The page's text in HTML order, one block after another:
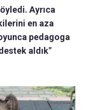
Ayrıca
en aza
pedagoga
aldık"